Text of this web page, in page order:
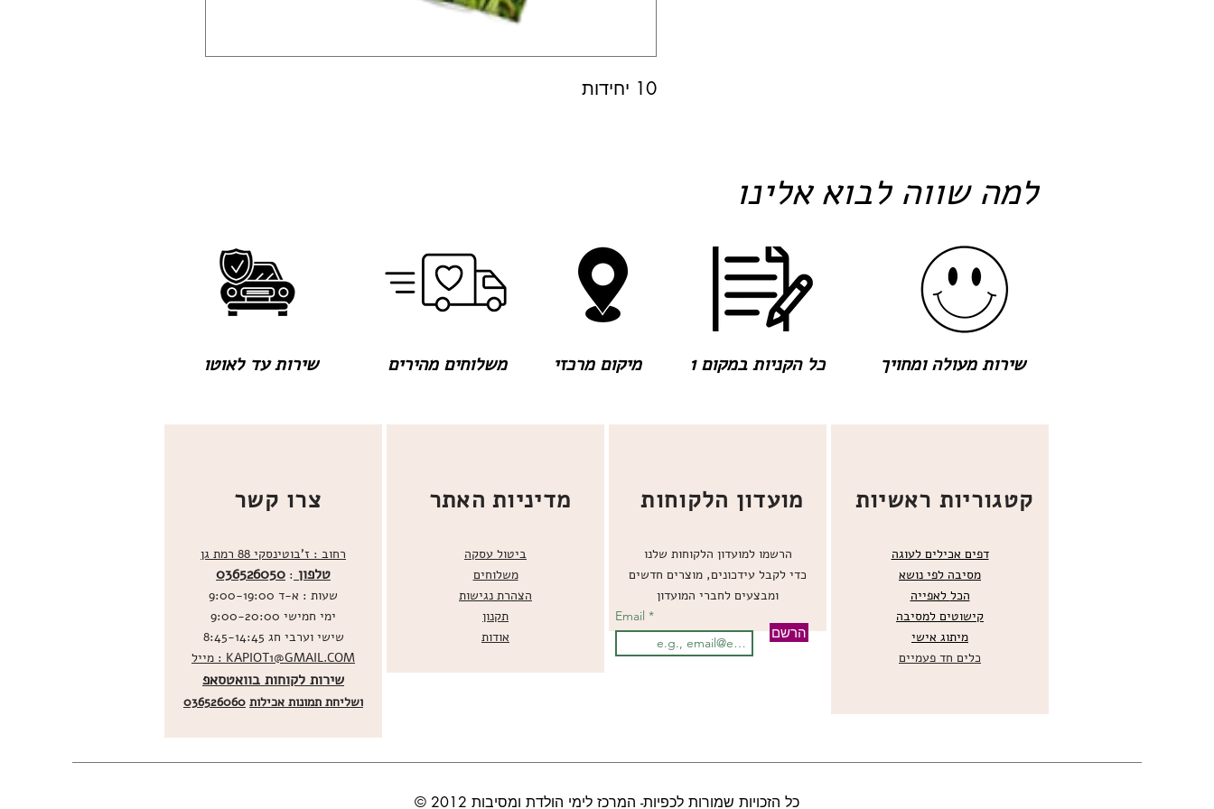
10 יחידות
שירות עד לאוטו משלוחים מהירים
למה שווה לבוא אלינו
מיקום מרכזי כל הקניות במקום 1 שירות מעולה ומחויך
צרו קשר
רחוב : ז'בוטינסקי 88 רמת גן
טלפון :
036526050
שעות : א-ד 9:00-19:00
ימי חמישי 9:00-20:00
שישי וערבי חג 8:45-14:45
מייל : KAPIOT1@GMAIL.COM
שירות לקוחות בוואטסאפ
ושליחת תמונות אכילות 036526060
מדיניות האתר
ביטול עסקה
משלוחים
הצהרת נגישות
תקנון
אודות
מועדון הלקוחות
הרשמו למועדון הלקוחות שלנו
כדי לקבל עידכונים, מוצרים חדשים
ומבצעים לחברי המועדון
קטגוריות ראשיות
דפים אכילים לעוגה
מסיבה לפי נושא
הכל לאפייה
קישוטים למסיבה
מיתוג אישי
כלים חד פעמיים
Email
הרשם
© כל הזכויות שמורות לכפיות- המרכז לימי הולדת ומסיבות 2012